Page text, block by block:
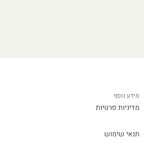
מידע נוסף
מדיניות פרטיות
תנאי שימוש